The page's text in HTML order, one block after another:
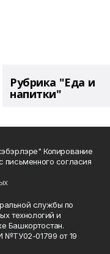
Рубрика "Еда и
напитки"
Копирование
письменного согласия
службы по
технологий и
Башкортостан.
№ТУ02-01799 от 19